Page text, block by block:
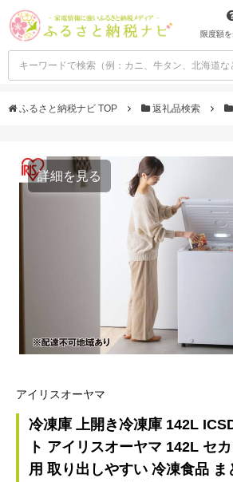
限度額
ふるさと納税ナビ TOP 返礼品検索
詳細を見る
アイリスオーヤマ
冷凍庫 上開き冷凍庫 142L
ト アイリスオーヤマ 142L セ
用 取り出しやすい 冷凍食品 ま